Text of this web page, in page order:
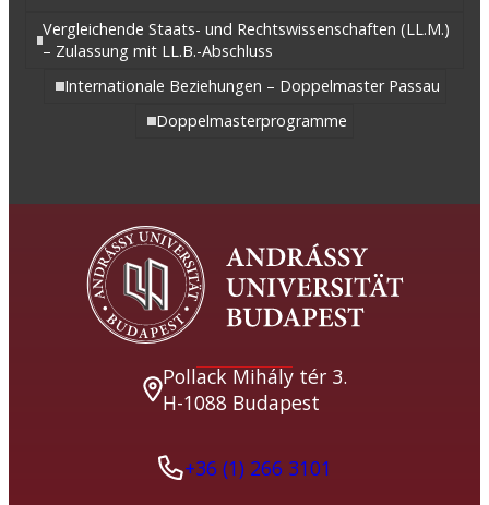
Vergleichende Staats- und Rechtswissenschaften (LL.M.)
– Zulassung mit LL.B.-Abschluss
Internationale Beziehungen – Doppelmaster Passau
Doppelmasterprogramme
Pollack Mihály tér 3.
H-1088 Budapest
+36 (1) 266 3101